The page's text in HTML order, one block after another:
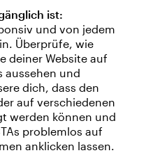
ist:
und von jedem
Überprüfe, wie
deiner Website auf
aussehen und
dich, dass den
auf verschiedenen
werden können und
problemlos auf
anklicken lassen.